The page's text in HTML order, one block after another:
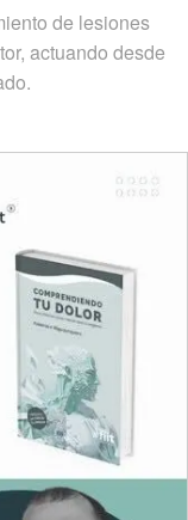
de lesiones
actuando desde